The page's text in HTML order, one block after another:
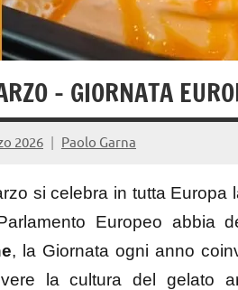
– GIORNATA
2026 Paolo Garna
si celebra in tutta Europa
Europeo abbia
, la Giornata ogni anno
la cultura del gelato